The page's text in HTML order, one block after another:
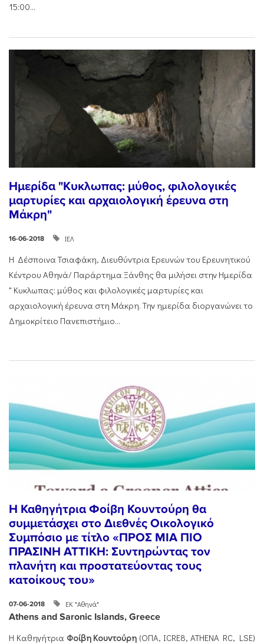
15:00...
Ημερίδα "Κυκλωπας: μύθος, φιλολογικές
μαρτυρίες και αρχαιολογική έρευνα στη
Μάκρη"
16-06-2018 ΙΕΛ
H Δέσποινα Τσιαφάκη, Διευθύντρια Ερευνών του Ερευνητικού
Κέντρου Αθηνά/ Παράρτημα Ξάνθης θα μιλήσει στην Ημερίδα
" Κυκλωπας: μύθος και φιλολογικές μαρτυρίες και
αρχαιολογική έρευνα στη Μάκρη. Την ημερίδα διοργανώνει το
Δημοκρίτειο Πανεπιστήμιο...
Η Καθηγήτρια Φοίβη Κουντούρη θα
συμμετάσχει στο Διεθνές Οικολογικό
Συμπόσιο με τίτλο «ΠΡΟΣ ΜΙΑ ΠΙΟ
ΠΡΑΣΙΝΗ ΑΤΤΙΚΗ: Συντηρώντας τον
πλανήτη και προστατεύοντας τους
κατοίκους του»
07-06-2018 ΕΚ "Αθηνά"
Athens and Saronic Islands, Greece
Η Καθηγήτρια Φοίβη Κουντούρη (ΟΠΑ, ICRE8, ATHENA RC, LSE)